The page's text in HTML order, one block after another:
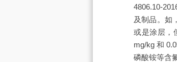
4806.10-
及制品。如
或是涂层，
mg/kg 和
磷酸铵等含